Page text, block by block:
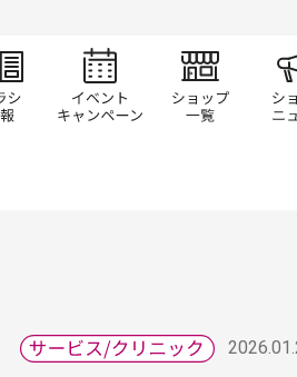
チラシ情報 イベント/キャンペ
ショ